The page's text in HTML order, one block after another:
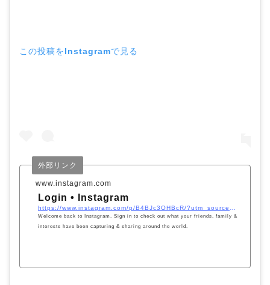
この投稿をInstagramで見る
www.instagram.com
外部リンク
Login • Instagram
https://www.instagram.com/p/B4BJc3OHBcR/?utm_source=ig_embed&#038;utm_campaign=loading
Welcome back to Instagram. Sign in to check out what your friends, family &
interests have been capturing & sharing around the world.